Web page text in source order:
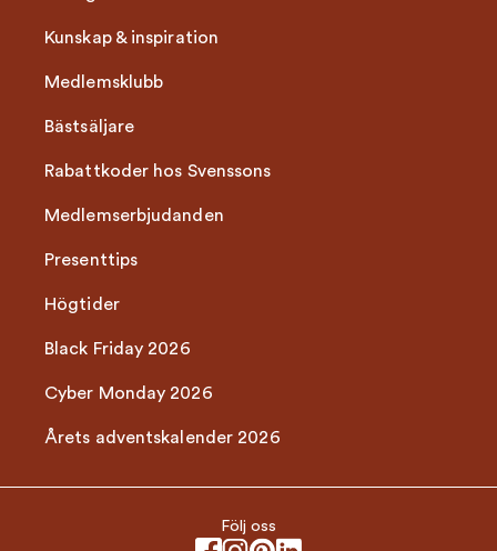
Kunskap & inspiration
Medlemsklubb
Bästsäljare
Rabattkoder hos Svenssons
Medlemserbjudanden
Presenttips
Högtider
Black Friday 2026
Cyber Monday 2026
Årets adventskalender 2026
Följ oss